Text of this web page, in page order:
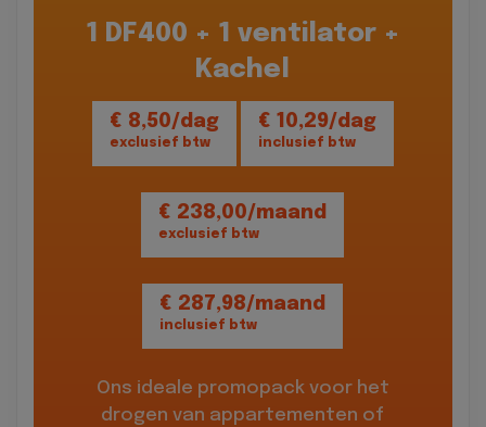
1 DF400 + 1 ventilator +
Kachel
€ 8,50/dag
exclusief btw
€ 10,29/dag
inclusief btw
€ 238,00/maand
exclusief btw
€ 287,98/maand
inclusief btw
Ons ideale promopack voor het
drogen van appartementen of